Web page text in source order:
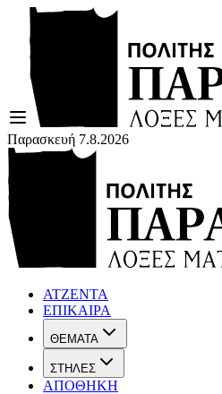
Παρασκευή 7.8.2026
ΑΤΖΕΝΤΑ
ΕΠΙΚΑΙΡΑ
ΘΕΜΑΤΑ
ΣΤΗΛΕΣ
ΑΠΟΘΗΚΗ